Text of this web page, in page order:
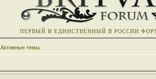
ПЕРВЫЙ И ЕДИНСТВЕННЫЙ В РОССИИ
Активные темы